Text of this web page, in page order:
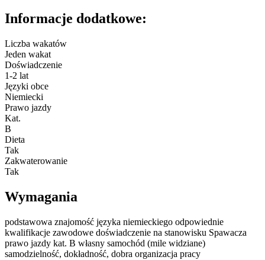
Informacje dodatkowe:
Liczba wakatów
Jeden wakat
Doświadczenie
1-2 lat
Języki obce
Niemiecki
Prawo jazdy
Kat.
B
Dieta
Tak
Zakwaterowanie
Tak
Wymagania
podstawowa znajomość języka niemieckiego odpowiednie
kwalifikacje zawodowe doświadczenie na stanowisku Spawacza
prawo jazdy kat. B własny samochód (mile widziane)
samodzielność, dokładność, dobra organizacja pracy